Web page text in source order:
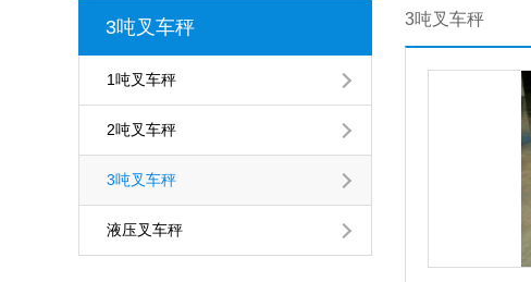
3吨叉车秤
1吨叉车秤
2吨叉车秤
3吨叉车秤
液压叉车秤
3吨叉车秤